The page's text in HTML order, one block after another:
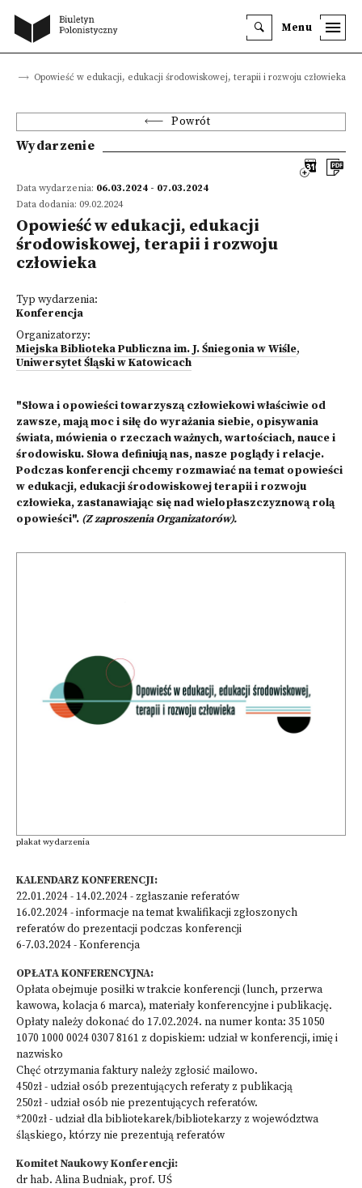
Menu
Opowieść w edukacji, edukacji środowiskowej, terapii i rozwoju człowieka
Powrót
Wydarzenie
Data wydarzenia: 06.03.2024 - 07.03.2024
Data dodania: 09.02.2024
Opowieść w edukacji, edukacji
środowiskowej, terapii i rozwoju
człowieka
Typ wydarzenia:
Konferencja
Organizatorzy:
Miejska Biblioteka Publiczna im. J. Śniegonia w Wiśle,
Uniwersytet Śląski w Katowicach
"Słowa i opowieści towarzyszą człowiekowi właściwie od
zawsze, mają moc i siłę do wyrażania siebie, opisywania
świata, mówienia o rzeczach ważnych, wartościach, nauce i
środowisku. Słowa definiują nas, nasze poglądy i relacje.
Podczas konferencji chcemy rozmawiać na temat opowieści
w edukacji, edukacji środowiskowej terapii i rozwoju
człowieka, zastanawiając się nad wielopłaszczyznową rolą
opowieści". (Z zaproszenia Organizatorów).
plakat wydarzenia
KALENDARZ KONFERENCJI:
22.01.2024 - 14.02.2024 - zgłaszanie referatów
16.02.2024 - informacje na temat kwalifikacji zgłoszonych
referatów do prezentacji podczas konferencji
6-7.03.2024 - Konferencja
OPŁATA KONFERENCYJNA:
Opłata obejmuje posiłki w trakcie konferencji (lunch, przerwa
kawowa, kolacja 6 marca), materiały konferencyjne i publikację.
Opłaty należy dokonać do 17.02.2024. na numer konta: 35 1050
1070 1000 0024 0307 8161 z dopiskiem: udział w konferencji, imię i
nazwisko
Chęć otrzymania faktury należy zgłosić mailowo.
450zł - udział osób prezentujących referaty z publikacją
250zł - udział osób nie prezentujących referatów.
*200zł - udział dla bibliotekarek/bibliotekarzy z województwa
śląskiego, którzy nie prezentują referatów
Komitet Naukowy Konferencji:
dr hab. Alina Budniak, prof. UŚ